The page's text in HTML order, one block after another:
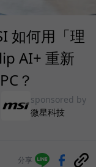
如何用「理
AI+ 重新
？
sponsored by
微星科技
分享